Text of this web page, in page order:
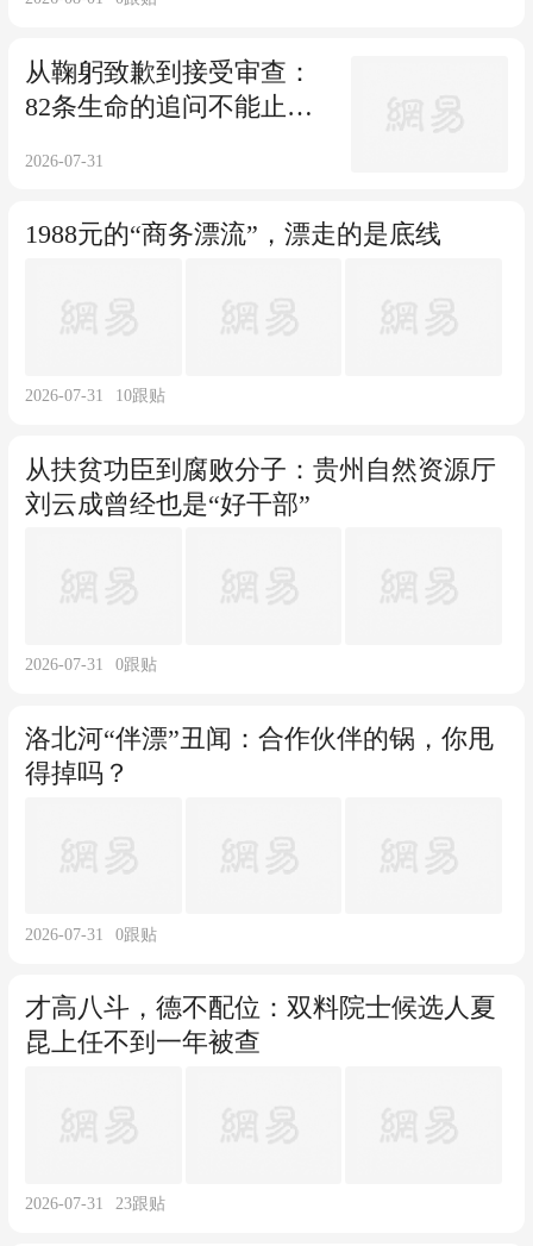
从鞠躬致歉到接受审查：
82条生命的追问不能止于
2026-07-31
1988元的“商务漂流”，漂走的是底线
2026-07-31 10跟贴
从扶贫功臣到腐败分子：贵州自然资源厅
刘云成曾经也是“好干部”
2026-07-31 0跟贴
洛北河“伴漂”丑闻：合作伙伴的锅，你甩
得掉吗？
2026-07-31 0跟贴
才高八斗，德不配位：双料院士候选人夏
昆上任不到一年被查
2026-07-31 23跟贴